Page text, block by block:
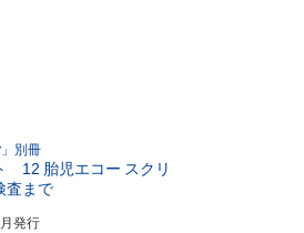
別冊
12 胎児エコー スクリ
査まで
発行